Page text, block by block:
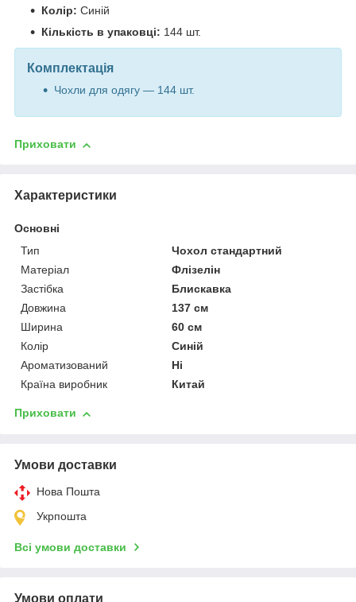
Колір: Синій
Кількість в упаковці: 144 шт.
Комплектація
Чохли для одягу — 144 шт.
Приховати
Характеристики
Основні
Тип
Чохол стандартний
Матеріал
Флізелін
Застібка
Блискавка
Довжина
137 см
Ширина
60 см
Колір
Синій
Ароматизований
Ні
Країна виробник
Китай
Приховати
Умови доставки
Нова Пошта
Укрпошта
Всі умови доставки
Умови оплати